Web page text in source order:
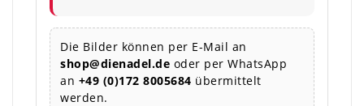
Die Bilder können per E-Mail an
shop@dienadel.de oder per WhatsApp
an +49 (0)172 8005684 übermittelt
werden.